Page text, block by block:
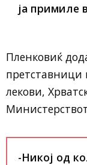
ја примиле
Пленковиќ
претставници
лекови,
-Никој од